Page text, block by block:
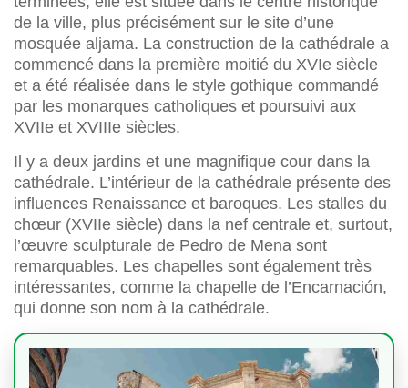
de la ville, plus précisément sur le site d’une
mosquée aljama. La construction de la cathédrale a
commencé dans la première moitié du XVIe siècle
et a été réalisée dans le style gothique commandé
par les monarques catholiques et poursuivi aux
XVIIe et XVIIIe siècles.
Il y a deux jardins et une magnifique cour dans la
cathédrale. L’intérieur de la cathédrale présente des
influences Renaissance et baroques. Les stalles du
chœur (XVIIe siècle) dans la nef centrale et, surtout,
l’œuvre sculpturale de Pedro de Mena sont
remarquables. Les chapelles sont également très
intéressantes, comme la chapelle de l’Encarnación,
qui donne son nom à la cathédrale.